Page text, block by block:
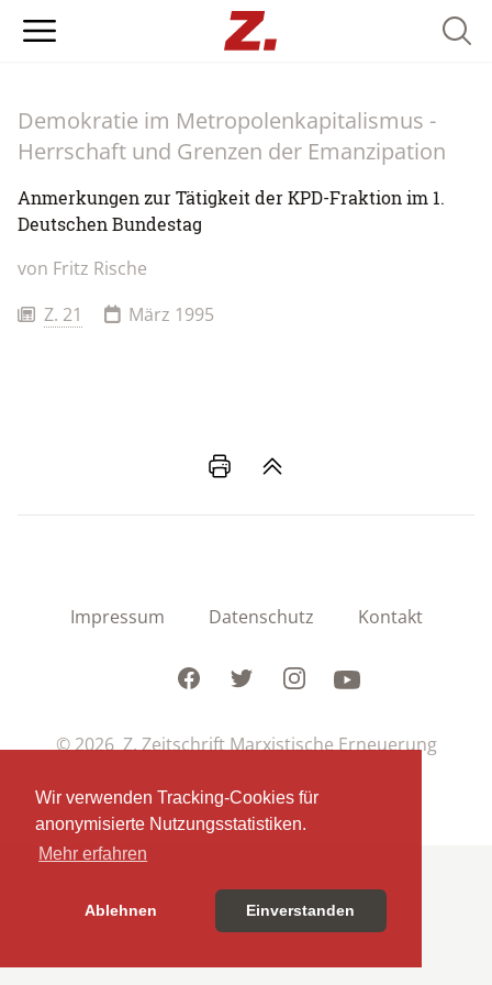
Wir verwenden Tracking-Cookies für
anonymisierte Nutzungsstatistiken.
Mehr erfahren
Ablehnen Einverstanden
Demokratie im Metropolenkapitalismus -
Herrschaft und Grenzen der Emanzipation
Anmerkungen zur Tätigkeit der KPD-Fraktion im 1.
Deutschen Bundestag
von Fritz Rische
Z. 21
März 1995
Impressum Datenschutz Kontakt
FacebookTwitterInstagramYoutube
© 2026 Z. Zeitschrift Marxistische Erneuerung